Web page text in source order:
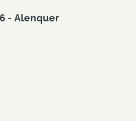
- Alenquer